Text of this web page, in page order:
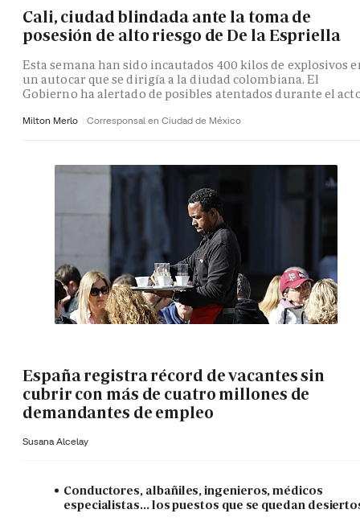
Cali, ciudad blindada ante la toma de
posesión de alto riesgo de De la Espriella
Esta semana han sido incautados 400 kilos de explosivos
un autocar que se dirigía a la diudad colombiana. El
Gobierno ha alertado de posibles atentados durante el
Milton Merlo Corresponsal en Ciudad de México
España registra récord de vacantes sin
cubrir con más de cuatro millones de
demandantes de empleo
Susana Alcelay
Conductores, albañiles, ingenieros, médicos
especialistas... los puestos que se quedan